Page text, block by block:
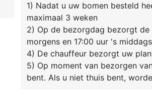
1) Nadat u uw bomen besteld
maximaal 3 weken
2) Op de bezorgdag bezorgt
morgens en 17:00 uur 's middags
4) De chauffeur bezorgt uw
5) Op moment van bezorgen
bent. Als u niet thuis bent,